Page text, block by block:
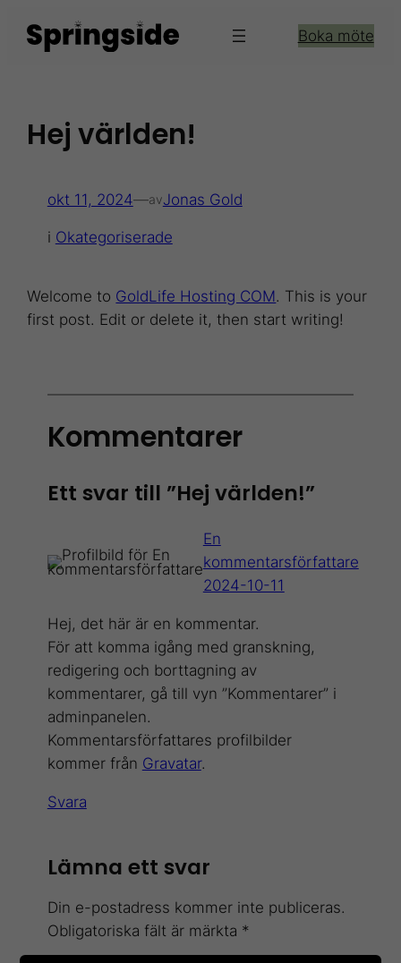
Boka möte
Hej världen!
okt 11, 2024—avJonas Gold
i Okategoriserade
Welcome to GoldLife Hosting COM. This is your
first post. Edit or delete it, then start writing!
Kommentarer
Ett svar till ”Hej världen!”
En
kommentarsförfattare
2024-10-11
Hej, det här är en kommentar.
För att komma igång med granskning,
redigering och borttagning av
kommentarer, gå till vyn ”Kommentarer” i
adminpanelen.
Kommentarsförfattares profilbilder
kommer från Gravatar.
Svara
Lämna ett svar
Din e-postadress kommer inte publiceras.
Obligatoriska fält är märkta *